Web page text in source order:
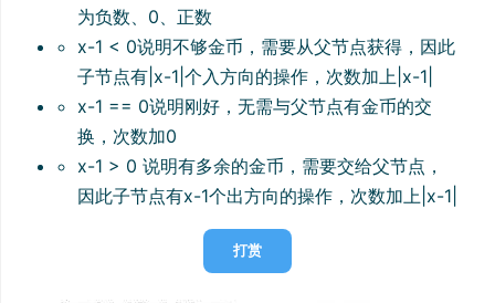
为负数、0、正数
x-1 < 0说明不够金币，需要从父节点获得，因此
子节点有|x-1|个入方向的操作，次数加上|x-1|
x-1 == 0说明刚好，无需与父节点有金币的交
换，次数加0
x-1 > 0 说明有多余的金币，需要交给父节点，
因此子节点有x-1个出方向的操作，次数加上|x-1|
打赏